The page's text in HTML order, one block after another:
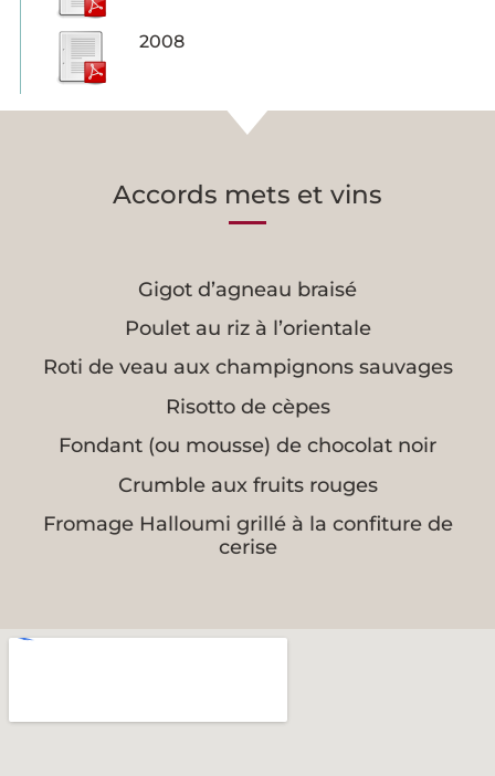
2008
Accords mets et vins
Gigot d’agneau braisé
Poulet au riz à l’orientale
Roti de veau aux champignons sauvages
Risotto de cèpes
Fondant (ou mousse) de chocolat noir
Crumble aux fruits rouges
Fromage Halloumi grillé à la confiture de
cerise